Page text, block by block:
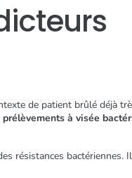
de patient brûlé déjà
prélèvements à visée
résistances bactériennes.